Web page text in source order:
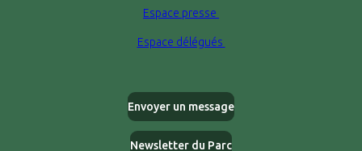
Espace presse
Espace délégués
Envoyer un message
Newsletter du Parc